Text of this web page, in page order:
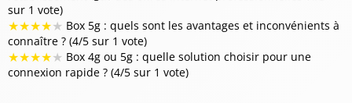
sur 1 vote)
★★★★★ Box 5g : quels sont les avantages et inconvénients à
connaître ? (4/5 sur 1 vote)
★★★★★ Box 4g ou 5g : quelle solution choisir pour une
connexion rapide ? (4/5 sur 1 vote)